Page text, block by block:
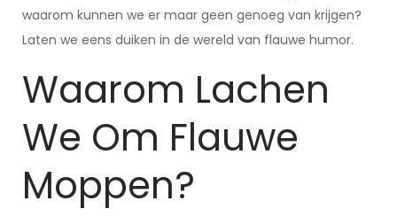
waarom kunnen we er maar geen genoeg van krijgen?
Laten we eens duiken in de wereld van flauwe humor.
Waarom Lachen
We Om Flauwe
Moppen?